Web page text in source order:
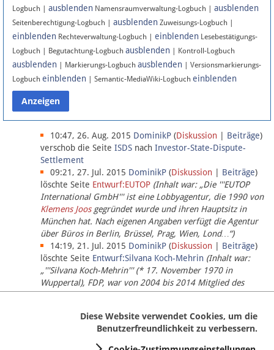
Instagram
Anmelden
Datenschutz
Über Lobbypedia
Impressum
Logbuch | ausblenden Namensraumverwaltung-Logbuch | ausblenden
Seitenberechtigung-Logbuch | ausblenden Zuweisungs-Logbuch |
einblenden Rechteverwaltung-Logbuch | einblenden Lesebestätigungs-
Logbuch | Begutachtung-Logbuch ausblenden | Kontroll-Logbuch
ausblenden | Markierungs-Logbuch ausblenden | Versionsmarkierungs-
Logbuch einblenden | Semantic-MediaWiki-Logbuch einblenden
10:47, 26. Aug. 2015 DominikP (Diskussion Beiträge)
verschob die Seite ISDS nach Investor-State-Dispute-
Settlement
09:21, 27. Jul. 2015 DominikP (Diskussion Beiträge)
löschte Seite Entwurf:EUTOP (Inhalt war: „Die '''EUTOP
International GmbH''' ist eine Lobbyagentur, die 1990 von
Klemens Joosgegründet wurde und ihren Hauptsitz in
München hat. Nach eigenen Angaben verfügt die Agentur
über Büros in Berlin, Brüssel, Prag, Wien, Lond…“)
14:19, 21. Jul. 2015 DominikP (Diskussion Beiträge)
löschte Seite Entwurf:Silvana Koch-Mehrin (Inhalt war:
„'''Silvana Koch-Mehrin''' (* 17. November 1970 in
Wuppertal), FDP, war von 2004 bis 2014 Mitglied des
Europäischen Parlaments, seit November 2014 ist sie für
Diese Website verwendet Cookies, um die
Benutzerfreundlichkeit zu verbessern.